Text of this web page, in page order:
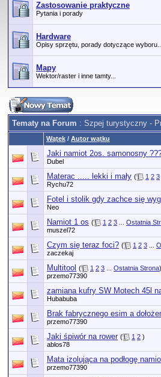
Zastosowanie praktyczne
Pytania i porady
Hardware
Opisy sprzętu, porady dotyczące wyboru...
Mapy
Wektor/raster i inne tamty...
Tematy na Forum : Szpej turystyczny -
Wątek / Autor wątku
Jaki namiot 2os. samonosny
Dubel
Materac ..... lekki i mały ( 1 2 3
Rychu72
Fotel i stolik gdy zachce się
Neo
Namiot 1 os ( 1 2 3 Ostatnia
muszel72
Czym się teraz foci? ( 1 2 3
zaczekaj
Multitool ( 1 2 3 Ostatnia Strona)
przemo77390
zamiana kufry SW Motech 45l
Hubabuba
Brak fabrycznego esim a
przemo77390
Jaki śpiwór na rower ( 1 2 )
ablos78
Mata izolująca na podłogę
przemo77390